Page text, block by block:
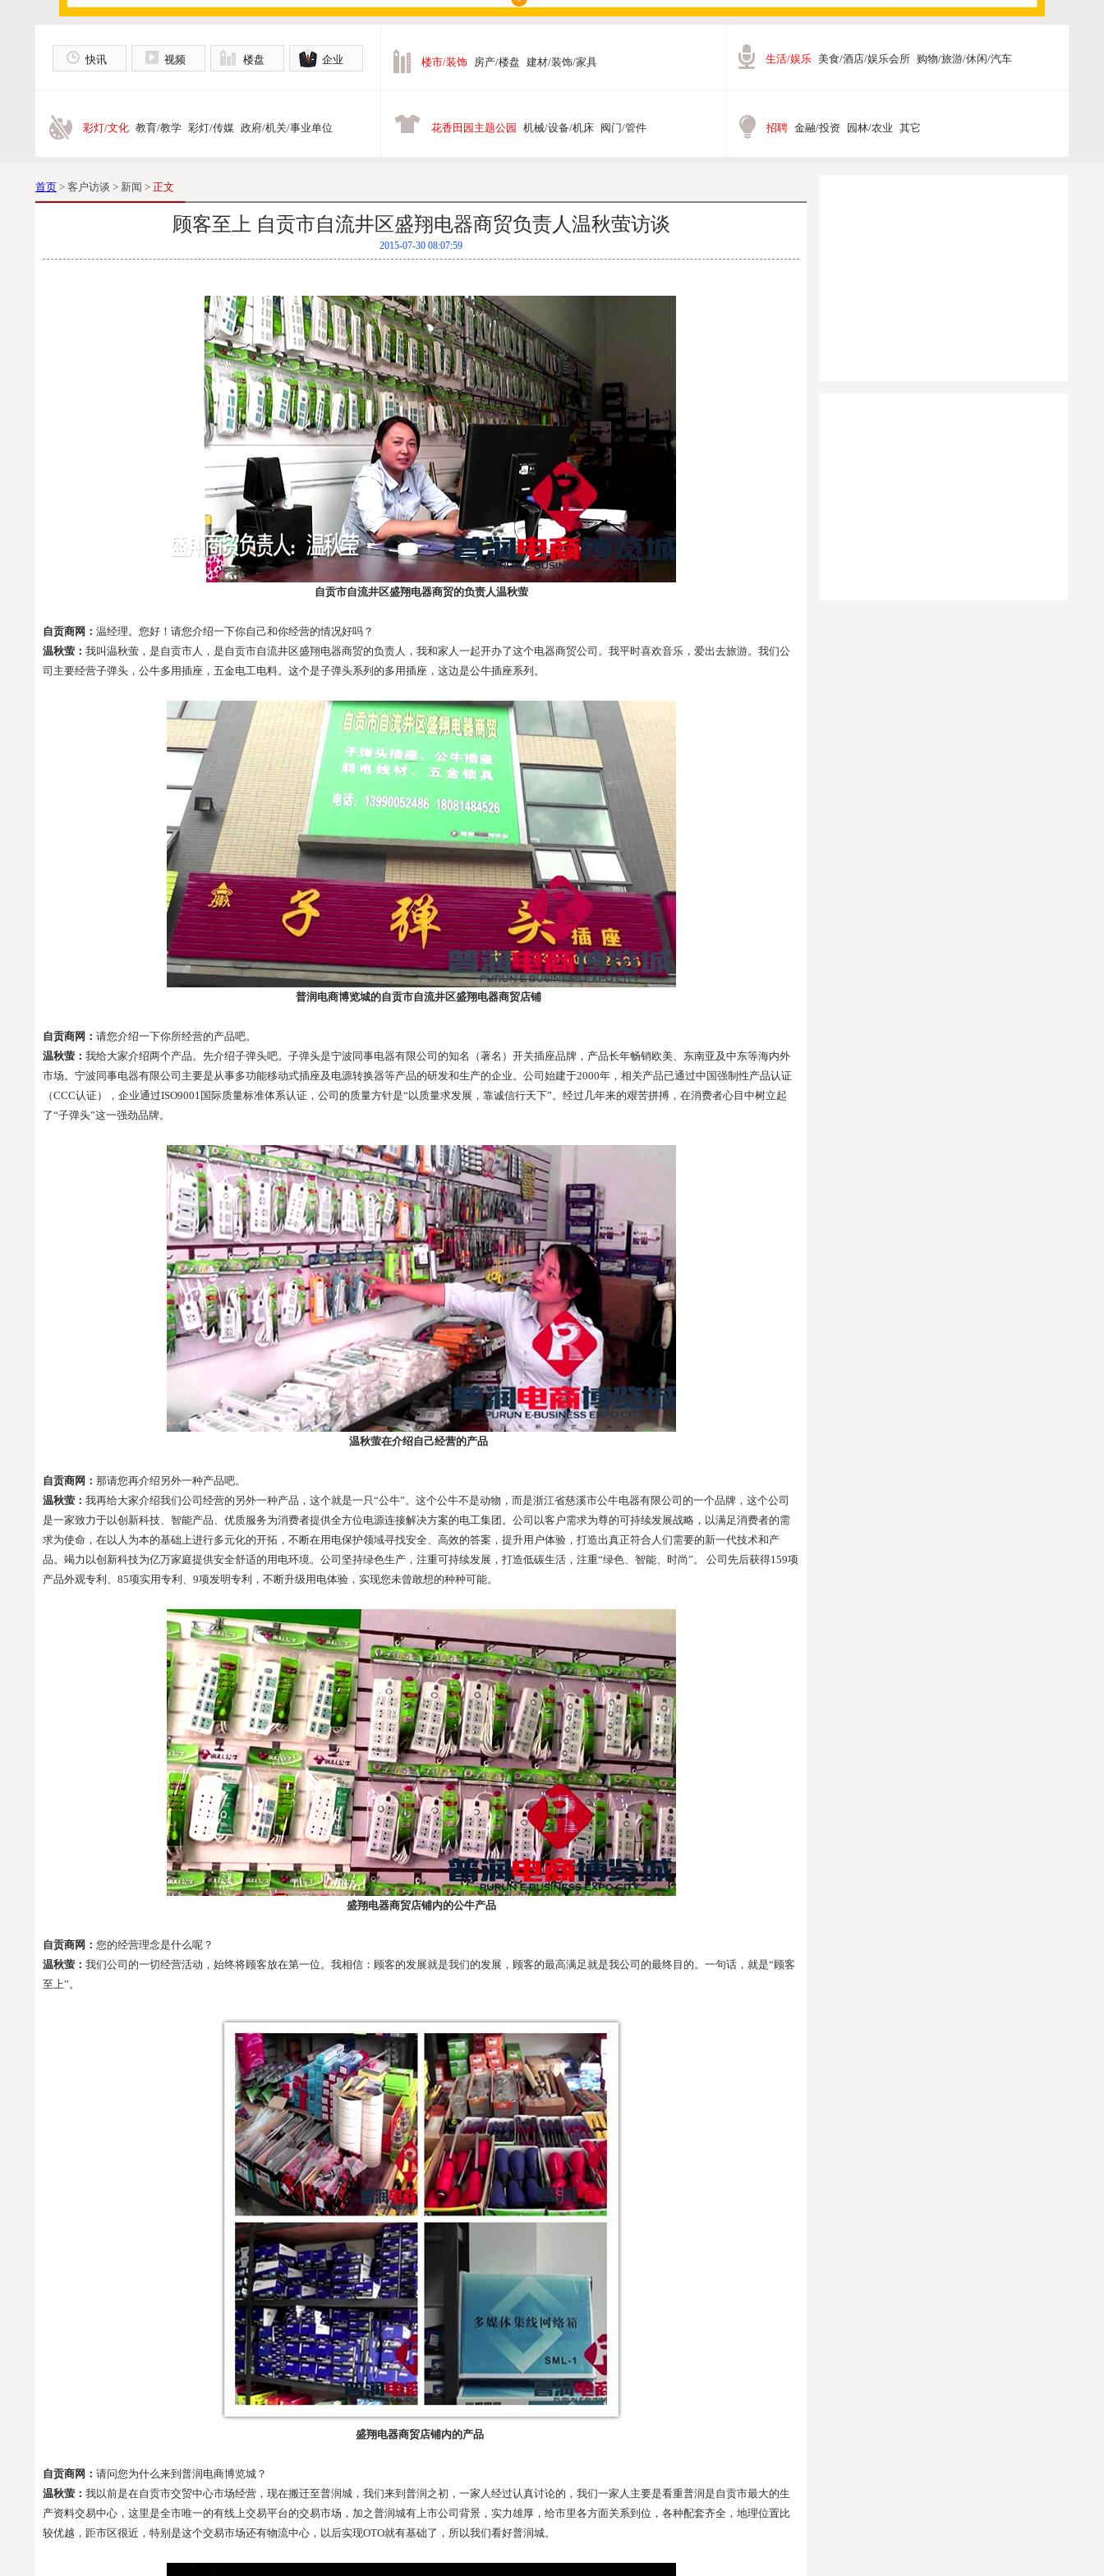
快讯 视频 楼盘 企业 楼市/装饰 房产/楼盘 建材/装饰/家具 生活/娱乐 美食/酒店/娱乐会所 购物/旅游/休闲/汽车
彩灯/文化 教育/教学 彩灯/传媒 政府/机关/事业单位 花香田园主题公园 机械/设备/机床 阀门/管件 招聘 金融/投资 园林/农业 其它
首页 > 客户访谈 > 新闻 > 正文
顾客至上 自贡市自流井区盛翔电器商贸负责人温秋萤访谈
2015-07-30 08:07:59
自贡市自流井区盛翔电器商贸的负责人温秋萤
自贡商网： 温经理。您好！请您介绍一下你自己和你经营的情况好吗？
温秋萤： 我叫温秋萤，是自贡市人，是自贡市自流井区盛翔电器商贸的负责人，我和家人一起开办了这个电器商贸公司。我平时喜欢音乐，爱出去旅游。我们公
司主要经营子弹头，公牛多用插座，五金电工电料。这个是子弹头系列的多用插座，这边是公牛插座系列。
普润电商博览城的自贡市自流井区盛翔电器商贸店铺
自贡商网： 请您介绍一下你所经营的产品吧。
温秋萤： 我给大家介绍两个产品。先介绍子弹头吧。子弹头是宁波同事电器有限公司的知名（著名）开关插座品牌，产品长年畅销欧美、东南亚及中东等海内外
市场。宁波同事电器有限公司主要是从事多功能移动式插座及电源转换器等产品的研发和生产的企业。公司始建于2000年，相关产品已通过中国强制性产品认证
（CCC认证），企业通过ISO9001 国际质量标准体系认证，公司的质量方针是“以质量求发展，靠诚信行天下”。经过几年来的艰苦拼搏，在消费者心目中树立起
了“子弹头”这一强劲品牌。
温秋萤在介绍自己经营的产品
自贡商网： 那请您再介绍另外一种产品吧。
温秋萤： 我再给大家介绍我们公司经营的另外一种产品，这个就是一只“公牛”。这个公牛不是动物，而是浙江省慈溪市公牛电器有限公司的一个品牌，这个公司
是一家致力于以创新科技、智能产品、优质服务为消费者提供全方位电源连接解决方案的电工集团。公司以客户需求为尊的可持续发展战略，以满足消费者的需
求为使命，在以人为本的基础上进行多元化的开拓，不断在用电保护领域寻找安全、高效的答案，提升用户体验，打造出真正符合人们需要的新一代技术和产
品。竭力以创新科技为亿万家庭提供安全舒适的用电环境。公司坚持绿色生产，注重可持续发展，打造低碳生活，注重“绿色、智能、时尚”。
公司先后获得159项
产品外观专利、 85项实用专利、 9项发明专利，不断升级用电体验，实现您未曾敢想的种种可能。
盛翔电器商贸店铺内的公牛产品
自贡商网： 您的经营理念是什么呢？
温秋萤： 我们公司的一切经营活动，始终将顾客放在第一位。我相信：顾客的发展就是我们的发展，顾客的最高满足就是我公司的最终目的。一句话，就是“顾客
至上”。
盛翔电器商贸店铺内的产品
自贡商网： 请问您为什么来到普润电商博览城？
温秋萤： 我以前是在自贡市交贸中心市场经营，现在搬迁至普润城，我们来到普润之初，一家人经过认真讨论的，我们一家人主要是看重普润是自贡市最大的生
产资料交易中心，这里是全市唯一的有线上交易平台的交易市场，加之普润城有上市公司背景，实力雄厚，给市里各方面关系到位，各种配套齐全，地理位置比
较优越，距市区很近，特别是这个交易市场还有物流中心，以后实现OTO就有基础了，所以我们看好普润城。